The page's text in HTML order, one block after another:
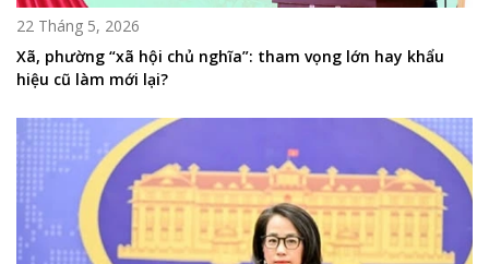
22 Tháng 5, 2026
Xã, phường “xã hội chủ nghĩa”: tham vọng lớn hay khẩu
hiệu cũ làm mới lại?